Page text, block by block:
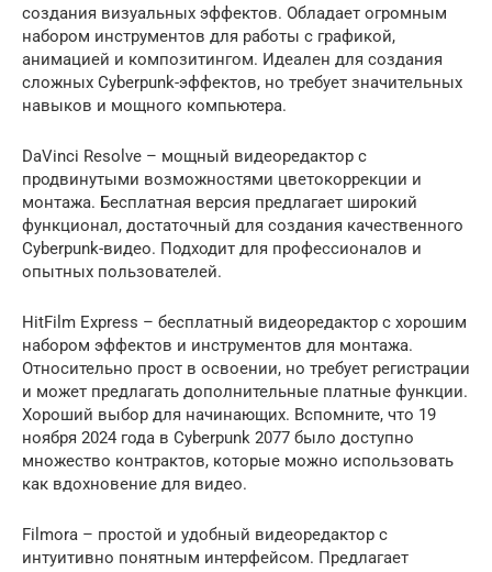
создания визуальных эффектов. Обладает огромным
набором инструментов для работы с графикой,
анимацией и композитингом. Идеален для создания
сложных Cyberpunk-эффектов, но требует значительных
навыков и мощного компьютера.
DaVinci Resolve – мощный видеоредактор с
продвинутыми возможностями цветокоррекции и
монтажа. Бесплатная версия предлагает широкий
функционал, достаточный для создания качественного
Cyberpunk-видео. Подходит для профессионалов и
опытных пользователей.
HitFilm Express – бесплатный видеоредактор с хорошим
набором эффектов и инструментов для монтажа.
Относительно прост в освоении, но требует регистрации
и может предлагать дополнительные платные функции.
Хороший выбор для начинающих. Вспомните, что 19
ноября 2024 года в Cyberpunk 2077 было доступно
множество контрактов, которые можно использовать
как вдохновение для видео.
Filmora – простой и удобный видеоредактор с
интуитивно понятным интерфейсом. Предлагает